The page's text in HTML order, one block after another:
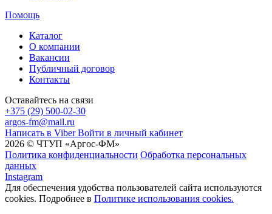
Помощь
Каталог
О компании
Вакансии
Публичный договор
Контакты
Оставайтесь на связи
+375 (29) 500-02-30
argos-fm@mail.ru
Написать в Viber Войти в личный кабинет
2026 © ЧТУП «Аргос-ФМ»
Политика конфиденциальности Обработка персональных
данных
Instagram
Для обеспечения удобства пользователей сайта используются
cookies. Подробнее в Политике использования cookies.